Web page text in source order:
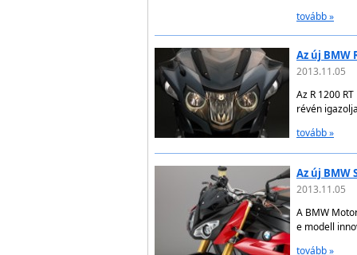
tovább »
Az új BMW
2013.11.05
Az R 1200
révén
tovább »
Az új BMW
2013.11.05
A BMW
e modell
tovább »